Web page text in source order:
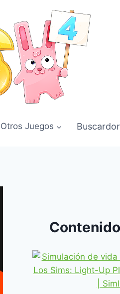
Otros Juegos Buscardor